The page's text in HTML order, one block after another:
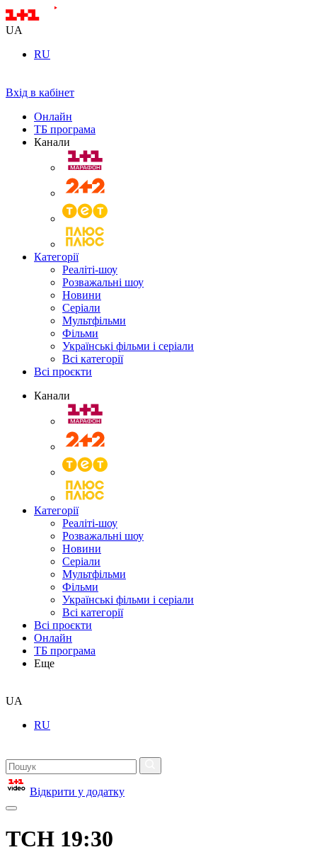
UA
RU
Вхід в кабінет
Онлайн
ТБ програма
Канали
Категорії
Реаліті-шоу
Розважальні шоу
Новини
Серіали
Мультфільми
Фільми
Українські фільми і серіали
Всі категорії
Всі проєкти
Канали
Категорії
Реаліті-шоу
Розважальні шоу
Новини
Серіали
Мультфільми
Фільми
Українські фільми і серіали
Всі категорії
Всі проєкти
Онлайн
ТБ програма
Еще
UA
RU
Відкрити у додатку
ТСН 19:30